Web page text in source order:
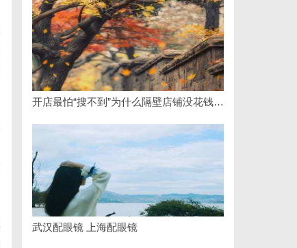
开店最怕“搜不到”为什么隔壁店铺没花钱，ai却天天给他免费派单？
武汉配眼镜 上海配眼镜